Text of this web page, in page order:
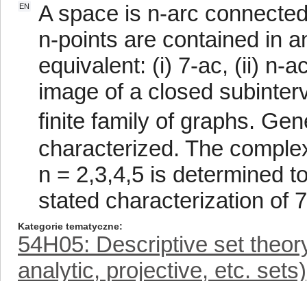
EN
A space is n-arc
n-points are contained in
equivalent: (i) 7-ac, (ii) n-
image of a closed
finite family of graphs.
characterized. The
n = 2,3,4,5 is determined
stated characterization of
Kategorie tematyczne
54H05: Descriptive set
analytic, projective, etc. sets)